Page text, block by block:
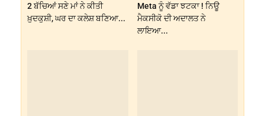
2 ਬੱਚਿਆਂ ਸਣੇ ਮਾਂ ਨੇ ਕੀਤੀ
ਖ਼ੁਦਕੁਸ਼ੀ, ਘਰ ਦਾ ਕਲੇਸ਼ ਬਣਿਆ...
Meta ਨੂੰ ਵੱਡਾ ਝਟਕਾ ! ਨਿਊ
ਮੈਕਸੀਕੋ ਦੀ ਅਦਾਲਤ ਨੇ
ਲਾਇਆ...